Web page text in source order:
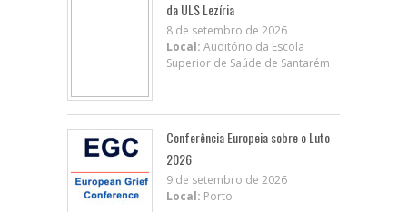
da ULS Lezíria
8 de setembro de 2026
Local: Auditório da Escola
Superior de Saúde de Santarém
Conferência Europeia sobre o Luto
2026
9 de setembro de 2026
Local: Porto